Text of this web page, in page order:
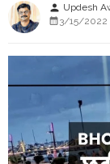
person Updesh
3/15/2022